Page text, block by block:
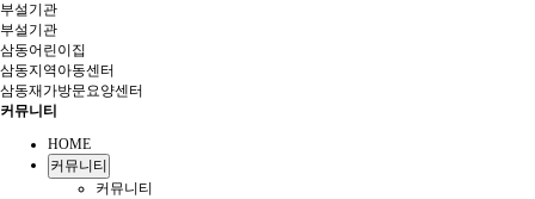
부설기관
부설기관
삼동어린이집
삼동지역아동센터
삼동재가방문요양센터
커뮤니티
HOME
커뮤니티
커뮤니티